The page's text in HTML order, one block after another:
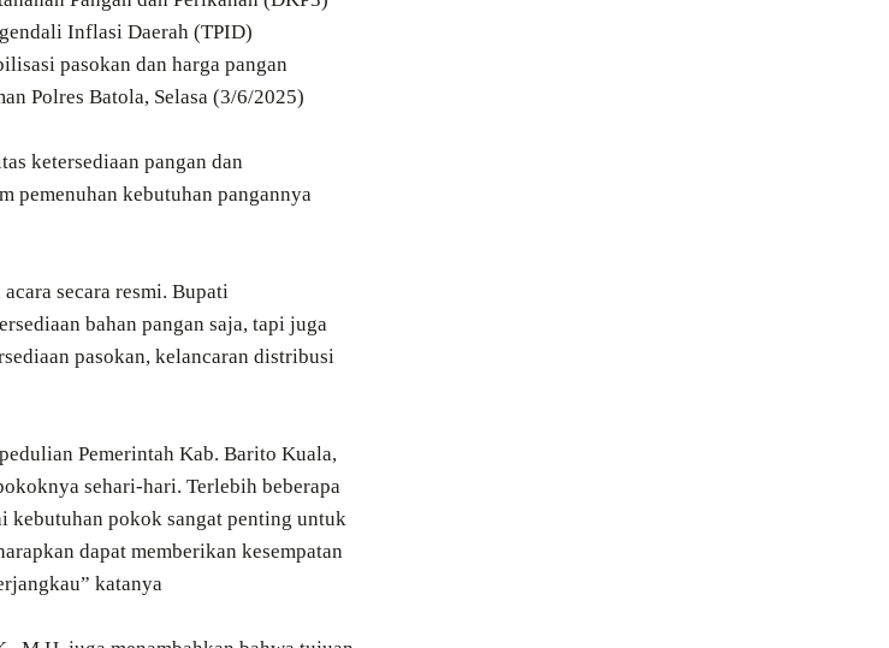
Inflasi Daerah (TPID)
pasokan dan harga pangan
Polres Batola, Selasa (3/6/2025)
ketersediaan pangan dan
pemenuhan kebutuhan pangannya
secara resmi. Bupati
bahan pangan saja, tapi juga
pasokan, kelancaran distribusi
Pemerintah Kab. Barito Kuala,
sehari-hari. Terlebih beberapa
pokok sangat penting untuk
dapat memberikan kesempatan
katanya